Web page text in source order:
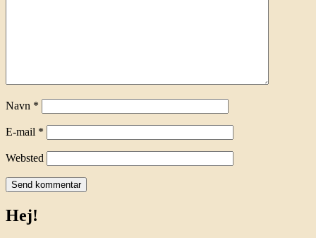
Navn *
E-mail *
Websted
Hej!